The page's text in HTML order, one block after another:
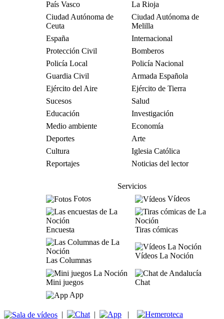
País Vasco
La Rioja
Ciudad Autónoma de
Ceuta
Ciudad Autónoma de
Melilla
España
Internacional
Protección Civil
Bomberos
Policía Local
Policía Nacional
Guardia Civil
Armada Española
Ejército del Aire
Ejército de Tierra
Sucesos
Salud
Educación
Investigación
Medio ambiente
Economía
Deportes
Arte
Cultura
Iglesia Católica
Reportajes
Noticias del lector
Servicios
Fotos
Vídeos
Encuesta Tiras cómicas
Las Columnas
Vídeos La Noción
Mini juegos
Chat
App
| | |